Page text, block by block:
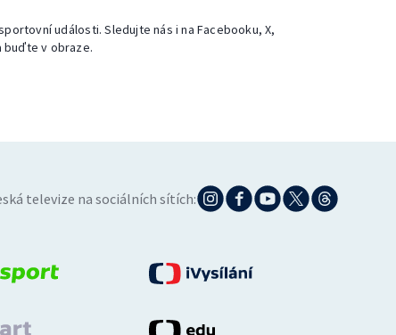
události. Sledujte nás i na Facebooku, X,
buďte v obraze.
televize na sociálních sítích: